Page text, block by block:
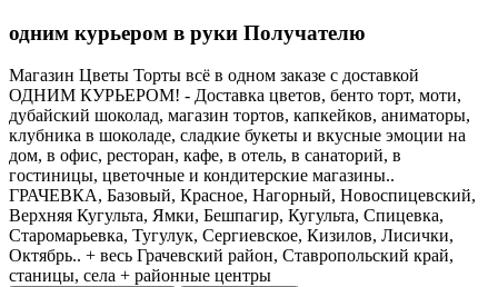
одним курьером в руки Получателю
Магазин Цветы Торты всё в одном заказе с доставкой
ОДНИМ КУРЬЕРОМ! - Доставка цветов, бенто торт, моти,
дубайский шоколад, магазин тортов, капкейков, аниматоры,
клубника в шоколаде, сладкие букеты и вкусные эмоции на
дом, в офис, ресторан, кафе, в отель, в санаторий, в
гостиницы, цветочные и кондитерские магазины..
ГРАЧЕВКА, Базовый, Красное, Нагорный, Новоспицевский,
Верхняя Кугульта, Ямки, Бешпагир, Кугульта, Спицевка,
Старомарьевка, Тугулук, Сергиевское, Кизилов, Лисички,
Октябрь.. + весь Грачевский район, Ставропольский край,
станицы, села + районные центры